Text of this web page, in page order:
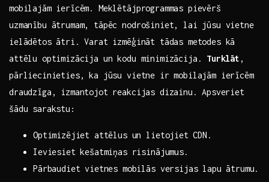
mobilajām ierīcēm. Meklētājprogrammas‌ pievērš
uzmanību ātrumam, tāpēc nodrošiniet, lai jūsu vietne
‌ielādētos ātri. Varat izmēģināt tādas metodes kā ​
attēlu ‌optimizācija un kodu minimizācija.⁢ Turklāt ,
pārliecinieties, ka jūsu vietne ir mobilajām ierīcēm
draudzīga, izmantojot reakcijas dizainu. ⁣Apsveriet
‍šādu sarakstu:
Optimizējiet attēlus un lietojiet⁢ CDN.
Ieviesiet kešatmiņas risinājumus.
Pārbaudiet vietnes mobilās versijas lapu ātrumu.